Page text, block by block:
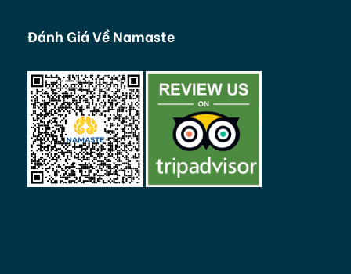
Đánh Giá Về Namaste